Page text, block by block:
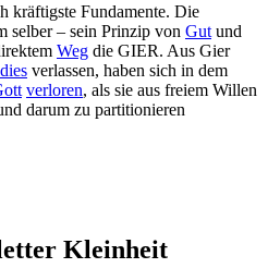
kräftigste Fundamente. Die
selber – sein Prinzip von Gut und
Weg die GIER. Aus Gier
verlassen, haben sich in dem
verloren, als sie aus freiem Willen
darum zu partitionieren
Kleinheit